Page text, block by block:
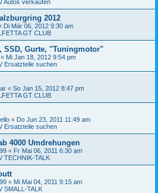
Autos verkaufen
2012
Di Mär 06, 2012 9:30 am
GT CLUB
SSD, Gurte, "Tuningmotor"
« Mi Jan 18, 2012 9:54 pm
Ersatzteile suchen
« So Jan 15, 2012 8:47 pm
GT CLUB
« Do Jun 23, 2011 11:49 am
Ersatzteile suchen
4000 Umdrehungen
« Fr Mai 06, 2011 6:30 am
TECHNIK-TALK
« Mi Mai 04, 2011 9:15 am
SMALL-TALK